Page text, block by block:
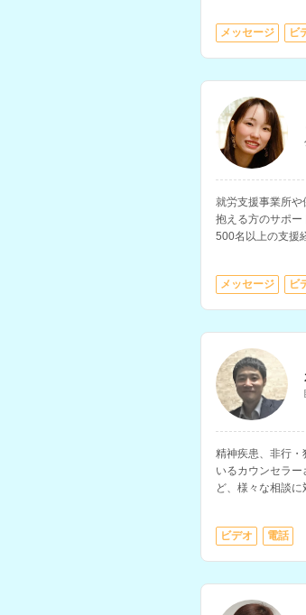
メッセージ ビ
就労支援事業所や
抱える方のサポ
500名以上の支援
を深めるサポー
メッセージ ビ
精神疾患、非行・
いるカウンセラ
ど、様々な相談に
ビデオ 電話